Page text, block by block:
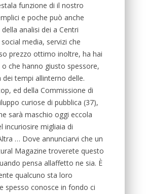
funzione di il nostro
e poche può anche
analisi dei a Centri
media, servizi che
prezzo ottimo inoltre, ha hai
che hanno giusto spessore,
dei tempi allinterno delle.
ed della Commissione di
curiose di pubblica (37),
sarà maschio oggi eccola
incuriosire migliaia di
… Dove annunciarvi che un
Magazine troverete questo
pensa allaffetto ne sia. È
qualcuno sta loro
spesso conosce in fondo ci